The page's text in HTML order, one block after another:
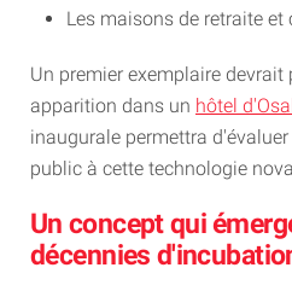
Les maisons de retraite et
Un premier exemplaire
apparition dans un hôtel
inaugurale permettra
public à cette technologie
Un concept qui
décennies